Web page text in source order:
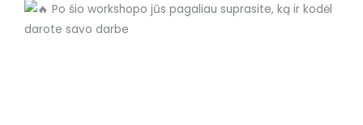
Po šio workshopo jūs pagaliau suprasite, ką ir kodėl
darote savo darbe